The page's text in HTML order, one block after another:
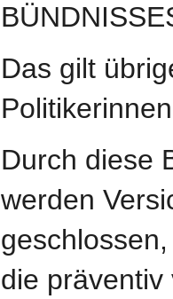
Das gilt
Durch diese
werden
die präventiv